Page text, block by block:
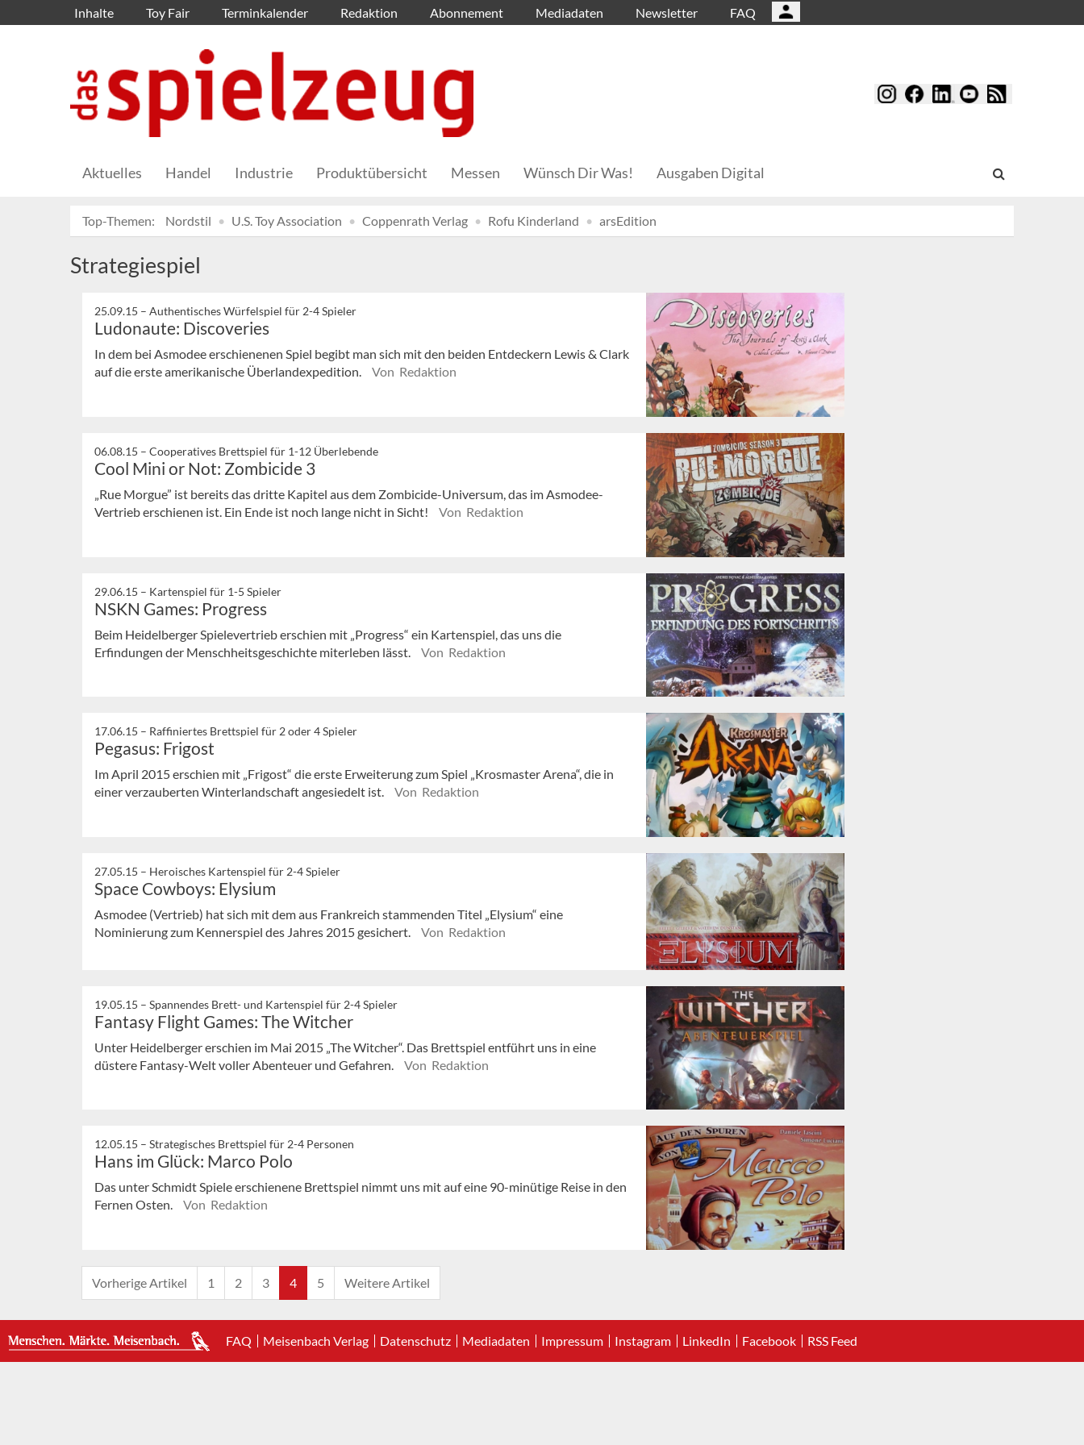
Inhalte Toy Fair Terminkalender Redaktion Abonnement Mediadaten Newsletter FAQ
Aktuelles Handel Industrie Produktübersicht Messen Wünsch Dir Was! Ausgaben Digital
Top-Themen: Nordstil U.S. Toy Association Coppenrath Verlag Rofu Kinderland arsEdition
Strategiespiel
25.09.15 – Authentisches Würfelspiel für 2-4 Spieler
Ludonaute: Discoveries
In dem bei Asmodee erschienenen Spiel begibt man sich mit den beiden Entdeckern Lewis & Clark
auf die erste amerikanische Überlandexpedition.
Von Redaktion
06.08.15 – Cooperatives Brettspiel für 1-12 Überlebende
Cool Mini or Not: Zombicide 3
„Rue Morgue” ist bereits das dritte Kapitel aus dem Zombicide-Universum, das im Asmodee-
Vertrieb erschienen ist. Ein Ende ist noch lange nicht in Sicht!
Von Redaktion
29.06.15 – Kartenspiel für 1-5 Spieler
NSKN Games: Progress
Beim Heidelberger Spielevertrieb erschien mit „Progress“ ein Kartenspiel, das uns die
Erfindungen der Menschheitsgeschichte miterleben lässt.
Von Redaktion
17.06.15 – Raffiniertes Brettspiel für 2 oder 4 Spieler
Pegasus: Frigost
Im April 2015 erschien mit „Frigost“ die erste Erweiterung zum Spiel „Krosmaster Arena“, die in
einer verzauberten Winterlandschaft angesiedelt ist.
Von Redaktion
27.05.15 – Heroisches Kartenspiel für 2-4 Spieler
Space Cowboys: Elysium
Asmodee (Vertrieb) hat sich mit dem aus Frankreich stammenden Titel „Elysium“ eine
Nominierung zum Kennerspiel des Jahres 2015 gesichert.
Von Redaktion
19.05.15 – Spannendes Brett- und Kartenspiel für 2-4 Spieler
Fantasy Flight Games: The Witcher
Unter Heidelberger erschien im Mai 2015 „The Witcher“. Das Brettspiel entführt uns in eine
düstere Fantasy-Welt voller Abenteuer und Gefahren.
Von Redaktion
12.05.15 – Strategisches Brettspiel für 2-4 Personen
Hans im Glück: Marco Polo
Das unter Schmidt Spiele erschienene Brettspiel nimmt uns mit auf eine 90-minütige Reise in den
Fernen Osten.
Von Redaktion
Vorherige Artikel 1 2 3 4 5 Weitere Artikel
FAQ Meisenbach Verlag Datenschutz Mediadaten Impressum Instagram LinkedIn Facebook RSS Feed